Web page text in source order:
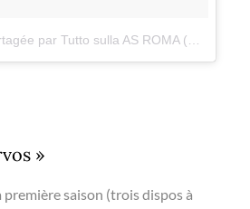
Tutto sulla AS ROMA (@asroma_notizie)
»
première saison (trois dispos à